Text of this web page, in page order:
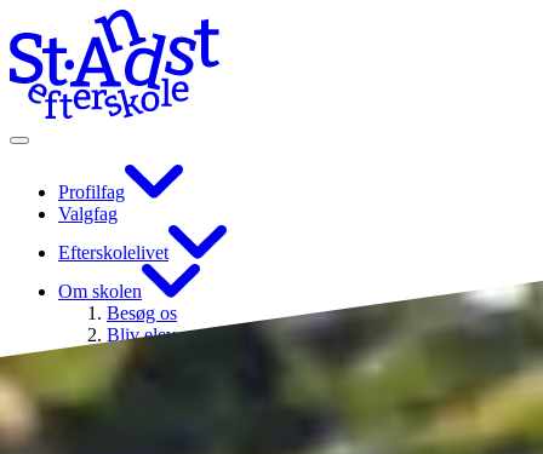
Profilfag
Valgfag
Efterskolelivet
Om skolen
Besøg os
Bliv elev